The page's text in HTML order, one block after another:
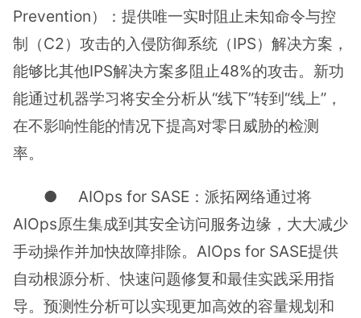
Prevention）：提供唯一实时阻止未知命令与控
制（C2）攻击的入侵防御系统（IPS）解决方案，
能够比其他IPS解决方案多阻止48%的攻击。新功
能通过机器学习将安全分析从“线下”转到“线上”，
在不影响性能的情况下提高对零日威胁的检测
率。
● AIOps for SASE：派拓网络通过将
AIOps原生集成到其安全访问服务边缘，大大减少
手动操作并加快故障排除。AIOps for SASE提供
自动根源分析、快速问题修复和最佳实践采用指
导。预测性分析可以实现更加高效的容量规划和